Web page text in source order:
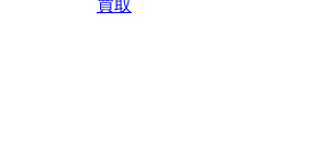
買取